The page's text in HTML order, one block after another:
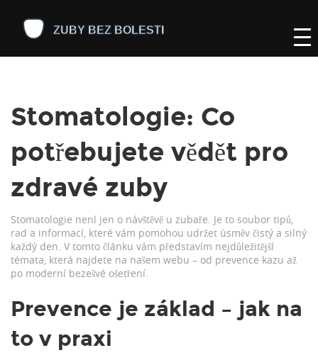
Stomatologie: Co
potřebujete vědět pro
zdravé zuby
Stomatologie není jen o návštěvě u zubaře. Je to soubor tipů,
rad a informací, které vám pomohou udržet úsměv čistý a silný
každý den. V tomto článku vám představím nejdůležitější
témata, která najdete na našem webu – od prevence kazu až
po moderní bezešvé ošetření.
Prevence je základ – jak na
to v praxi